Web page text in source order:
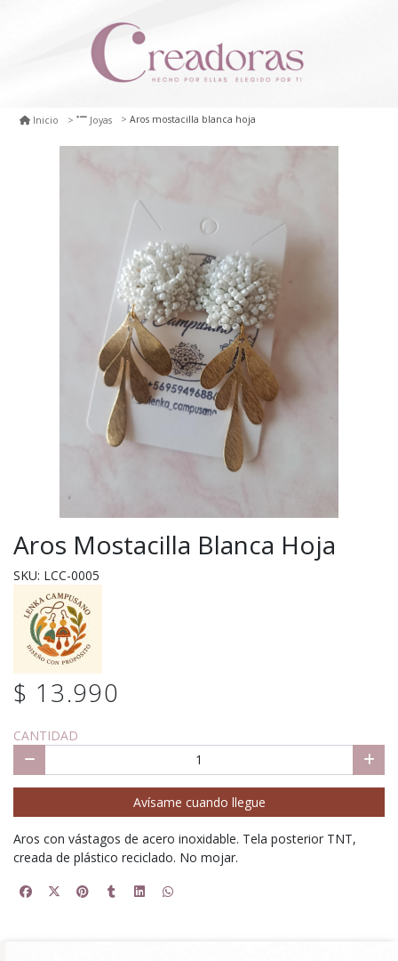
Inicio Joyas Aros mostacilla blanca hoja
Aros Mostacilla Blanca Hoja
SKU: LCC-0005
$ 13.990
CANTIDAD
Avísame cuando llegue
Aros con vástagos de acero inoxidable. Tela posterior TNT,
creada de plástico reciclado. No mojar.